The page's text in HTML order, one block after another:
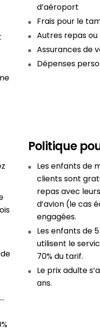
d’aéroport
Frais pour le
Autres repas
Assurances de
Dépenses
Politique
Les enfants de
clients sont
repas avec
d’avion (le cas
engagées.
Les enfants de
utilisent le
70% du tarif.
Le prix adulte
ans.